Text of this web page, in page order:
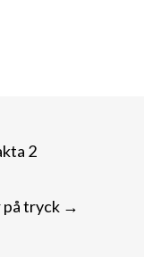
2
på tryck →